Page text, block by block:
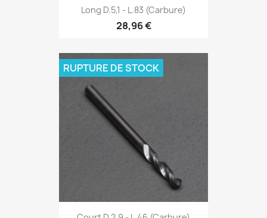
Long D.5,1 - L.83 (Carbure)
28,96 €
RUPTURE DE STOCK